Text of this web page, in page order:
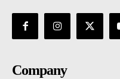
Company